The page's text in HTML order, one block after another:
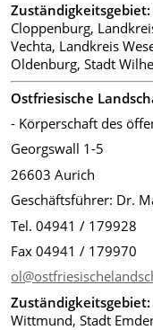
Zuständigkeitsgebiet:
Cloppenburg,
Vechta, Landkreis
Oldenburg, Stadt
Ostfriesische
- Körperschaft des
Georgswall 1-5
26603 Aurich
Geschäftsführer: Dr.
Tel. 04941 / 179928
Fax 04941 / 179970
Zuständigkeitsgebiet:
Wittmund, Stadt